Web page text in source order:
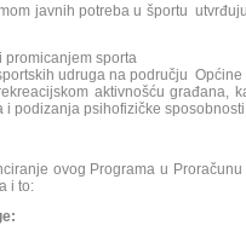
javnih potreba u športu
sporta
udruga na području Općine
aktivnošću građana,
i podizanja psihofizičke sposobnosti
ovog Programa u Proračunu
i to: